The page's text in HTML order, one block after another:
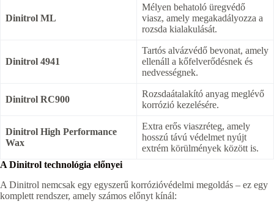
Dinitrol ML
Mélyen behatoló üregvédő
viasz, amely megakadályozza a
rozsda kialakulását.
Dinitrol 4941
Tartós alvázvédő bevonat, amely
ellenáll a kőfelverődésnek és
nedvességnek.
Dinitrol RC900
Rozsdaátalakító anyag meglévő
korrózió kezelésére.
Dinitrol High Performance
Wax
Extra erős viaszréteg, amely
hosszú távú védelmet nyújt
extrém körülmények között is.
A Dinitrol technológia előnyei
A Dinitrol nemcsak egy egyszerű korrózióvédelmi megoldás – ez egy
komplett rendszer, amely számos előnyt kínál: